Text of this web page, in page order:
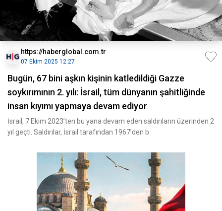
https://haberglobal.com.tr
07 Ekim 2025 12:27
Bugün, 67 bini aşkın kişinin katledildiği Gazze
soykırımının 2. yılı: İsrail, tüm dünyanın şahitliğinde
insan kıyımı yapmaya devam ediyor
İsrail, 7 Ekim 2023’ten bu yana devam eden saldırıların üzerinden 2
yıl geçti. Saldırılar, İsrail tarafından 1967’den b